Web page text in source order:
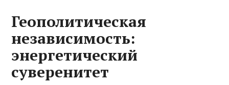
Геополитическая
независимость:
энергетический
суверенитет